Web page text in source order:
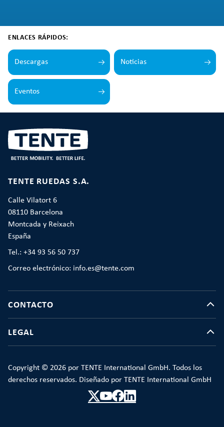
ENLACES RÁPIDOS:
Descargas Noticias
Eventos
TENTE RUEDAS S.A.
Calle Vilatort 6
08110 Barcelona
Montcada y Reixach
España
Tel.: +34 93 56 50 737
Correo electrónico: info.es@tente.com
CONTACTO
LEGAL
Copyright © 2026 por TENTE International GmbH. Todos los
derechos reservados. Diseñado por TENTE International GmbH